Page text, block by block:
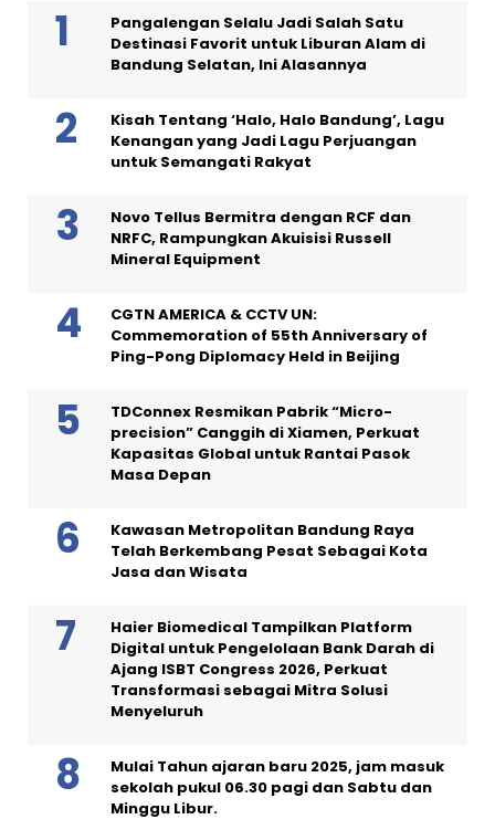
Pangalengan Selalu Jadi Salah Satu
Destinasi Favorit untuk Liburan Alam di
Bandung Selatan, Ini Alasannya
Kisah Tentang ‘Halo, Halo Bandung’, Lagu
Kenangan yang Jadi Lagu Perjuangan
untuk Semangati Rakyat
Novo Tellus Bermitra dengan RCF dan
NRFC, Rampungkan Akuisisi Russell
Mineral Equipment
CGTN AMERICA & CCTV UN:
Commemoration of 55th Anniversary of
Ping-Pong Diplomacy Held in Beijing
TDConnex Resmikan Pabrik “Micro-
precision” Canggih di Xiamen, Perkuat
Kapasitas Global untuk Rantai Pasok
Masa Depan
Kawasan Metropolitan Bandung Raya
Telah Berkembang Pesat Sebagai Kota
Jasa dan Wisata
Haier Biomedical Tampilkan Platform
Digital untuk Pengelolaan Bank Darah di
Ajang ISBT Congress 2026, Perkuat
Transformasi sebagai Mitra Solusi
Menyeluruh
Mulai Tahun ajaran baru 2025, jam masuk
sekolah pukul 06.30 pagi dan Sabtu dan
Minggu Libur.